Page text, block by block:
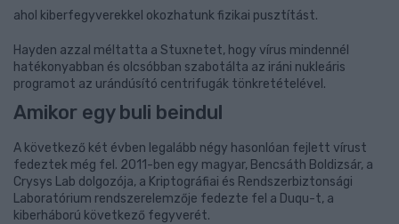
ahol kiberfegyverekkel okozhatunk fizikai pusztítást.
Hayden azzal méltatta a Stuxnetet, hogy vírus mindennél
hatékonyabban és olcsóbban szabotálta az iráni nukleáris
programot az urándúsító centrifugák tönkretételével.
Amikor egy buli beindul
A következő két évben legalább négy hasonlóan fejlett vírust
fedeztek még fel. 2011-ben egy magyar, Bencsáth Boldizsár, a
Crysys Lab dolgozója, a Kriptográfiai és Rendszerbiztonsági
Laboratórium rendszerelemzője fedezte fel a Duqu-t, a
kiberháború következő fegyverét.